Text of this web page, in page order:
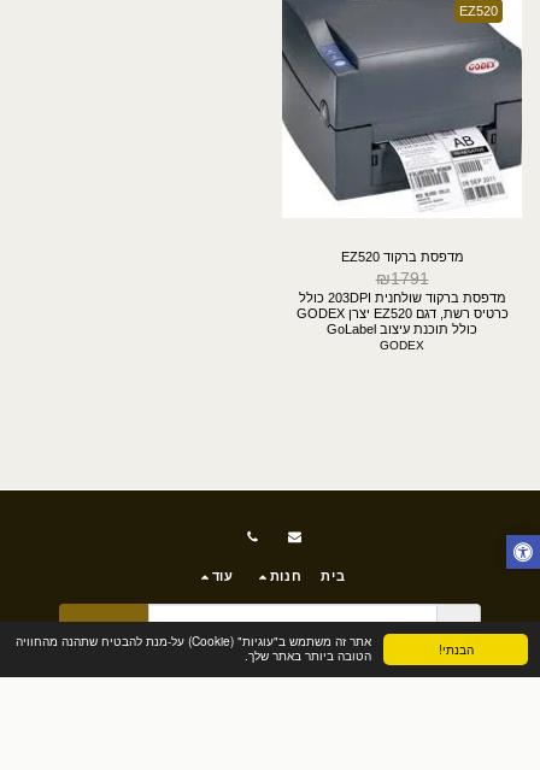
הבנתי!
אתר זה משתמש ב"עוגיות" (Cookie) על-מנת להבטיח שתהנה מהחוויה
הטובה ביותר באתר שלך.
EZ520
מדפסת ברקוד EZ520
₪1791
מדפסת ברקוד שולחנית 203DPI כולל
כרטיס רשת, דגם EZ520 יצרן GODEX
כולל תוכנת עיצוב GoLabel
GODEX
בית חנות עוד